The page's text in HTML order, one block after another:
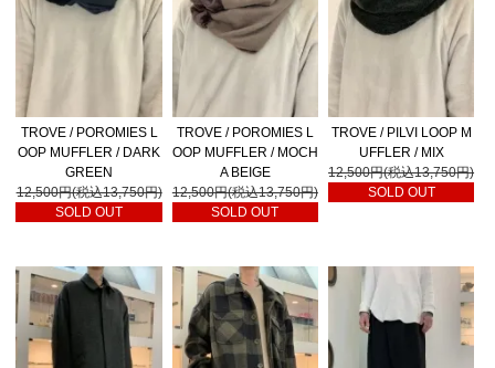
TROVE / POROMIES L
OOP MUFFLER / DARK
GREEN
12,500円(税込13,750円)
SOLD OUT
TROVE / POROMIES L
OOP MUFFLER / MOCH
A BEIGE
12,500円(税込13,750円)
SOLD OUT
TROVE / PILVI LOOP M
UFFLER / MIX
12,500円(税込13,750円)
SOLD OUT